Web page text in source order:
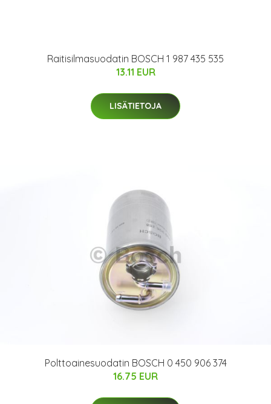
Raitisilmasuodatin BOSCH 1 987 435 535
13.11 EUR
LISÄTIETOJA
Polttoainesuodatin BOSCH 0 450 906 374
16.75 EUR